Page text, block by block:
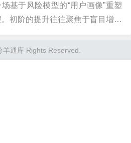
场基于风险模型的“用户画像”重塑
初阶的提升往往聚焦于盲目增加
的潜在风险上升，短期内反噬效
。深层认知在于理解金融...
羊通库 Rights Reserved.